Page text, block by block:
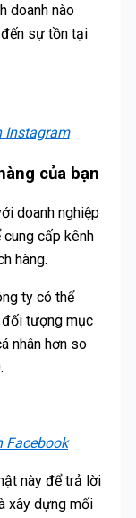
doanh nào
sự tồn tại
Instagram
của bạn
doanh nghiệp
cung cấp kênh
hàng.
ty có thể
tượng mục
nhân hơn so
Facebook
này để trả lời
xây dựng mối